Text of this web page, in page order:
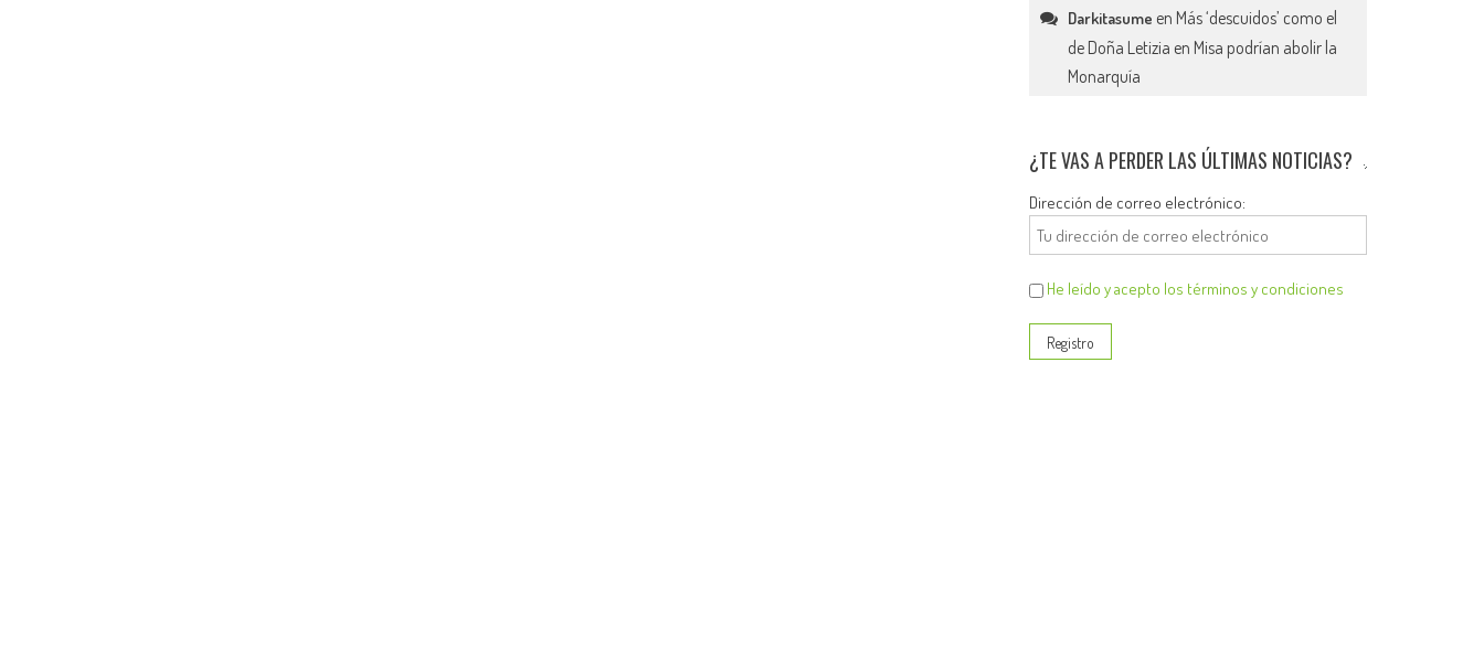
Darkitasume en Más ‘descuidos’ como el
de Doña Letizia en Misa podrían abolir la
Monarquía
¿TE VAS A PERDER LAS ÚLTIMAS NOTICIAS?
Dirección de correo electrónico:
He leído y acepto los términos y condiciones